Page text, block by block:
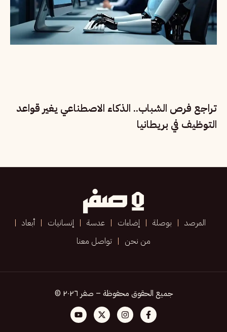
تراجع فرص الشباب.. الذكاء الاصطناعي يغير قواعد
التوظيف في بريطانيا
المرصد بوصلة إضاءات عدسة إنسانيات
أبعاد
من نحن
تواصل معنا
جميع الحقوق محفوظة – صفر ٢٠٢٦ ©